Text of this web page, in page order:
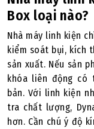
Box loại nào?
Nhà máy linh kiện
kiểm soát bụi, kích
sản xuất. Nếu sản
khóa liên động có
bản. Với linh kiện
tra chất lượng,
hơn. Cần chú ý độ